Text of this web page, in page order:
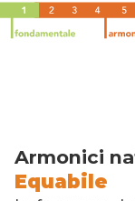
Armonici
Equabile